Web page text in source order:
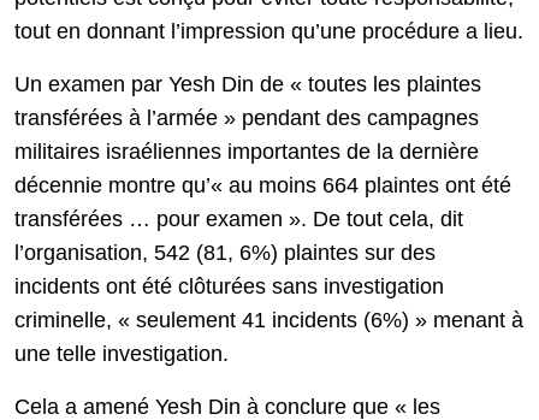
tout en donnant l’impression qu’une procédure a lieu.
Un examen par Yesh Din de « toutes les plaintes
transférées à l’armée » pendant des campagnes
militaires israéliennes importantes de la dernière
décennie montre qu’« au moins 664 plaintes ont été
transférées … pour examen ». De tout cela, dit
l’organisation, 542 (81, 6%) plaintes sur des
incidents ont été clôturées sans investigation
criminelle, « seulement 41 incidents (6%) » menant à
une telle investigation.
Cela a amené Yesh Din à conclure que « les